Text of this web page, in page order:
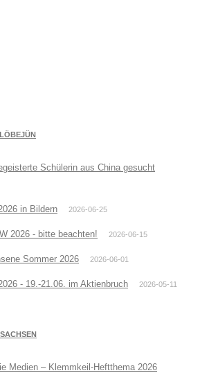
Schülerin aus China gesucht
in Bildern 2026-06-25
2026 - bitte beachten! 2026-06-15
Sommer 2026 2026-06-01
- 19.-21.06. im Aktienbruch 2026-05-11
Medien – Klemmkeil-Heftthema 2026